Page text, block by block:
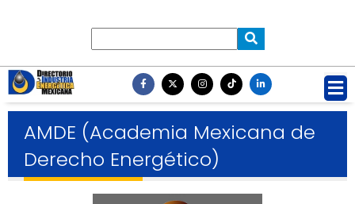
AMDE (Academia Mexicana de
Derecho Energético)